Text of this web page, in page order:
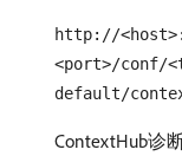
http://<host>:
<port>/conf/
default/
ContextHub诊